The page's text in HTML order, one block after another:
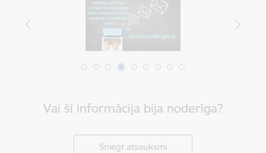
Vai šī informācija bija noderīga?
Sniegt atsauksmi